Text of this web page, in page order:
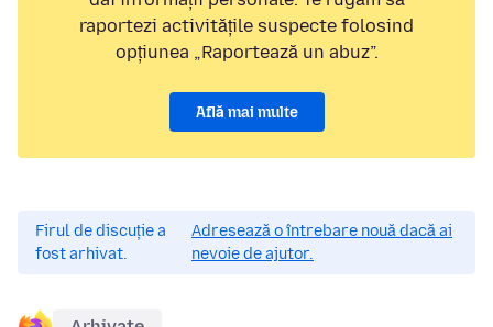
raportezi activitățile suspecte folosind
opțiunea „Raportează un abuz”.
Află mai multe
Firul de discuție a
fost arhivat.
Adresează o întrebare nouă dacă ai
nevoie de ajutor.